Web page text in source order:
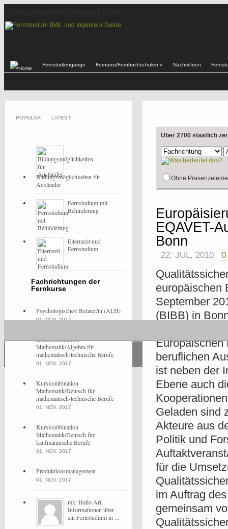
Fernstudiengänge Fernunis/Fernhochschulen » Nachrichten
Über 2700 staatlich
Ohne
EQAVET-
Bonn
22. JUL, 2010 0
europäischen
September
(BIBB) in
Europäischen
beruflichen
ist neben der
Ebene auch
Geladen sind
Akteure aus
Politik und
für die
im Auftrag
gemeinsam
POPULAR LATEST
Bildungsmöglichkeiten für
Ausländer
Fernstudium mit
Behinderung
Elternzeit und
Fernstudium
Fachrichtungen der
Fernkurse
Psychologische/r Berater/in (ALH)
01. NOV, 2017
Kurskombination
Mathematik/Algebra für
mathematisch-technische Berufe
01. NOV, 2017
Kurskombination
Mathematik/Deutsch für
mathematisch-technische Berufe
01. NOV, 2017
Kurskombination
Mathematik/Deutsch für
kaufmännische Berufe
01. NOV, 2017
Produktionsmanagement
01. NOV, 2017
mk: Hallo Ari,
Informationen über
ein Fernstudium in ...